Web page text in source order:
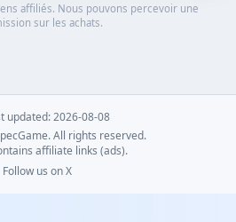
affiliés. Nous pouvons percevoir une
sur les achats.
updated: 2026-08-08
All rights reserved.
affiliate links (ads).
Follow us on X